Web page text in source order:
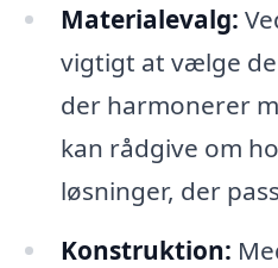
Materialevalg:
vigtigt at vælge
der harmonerer
kan rådgive om
løsninger, der
Konstruktion: